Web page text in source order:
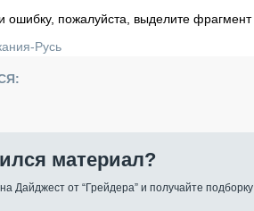
ошибку, пожалуйста, выделите фрагмент
Русь
материал?
Дайджест от “Грейдера” и получайте